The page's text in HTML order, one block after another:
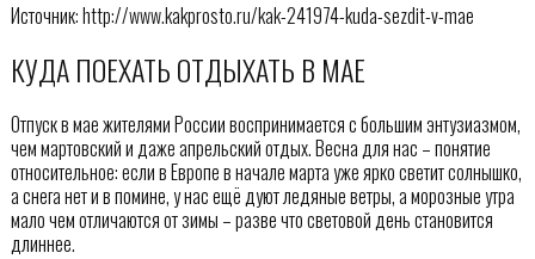
Источник: http://www.kakprosto.ru/kak-241974-kuda-sezdit-v-mae
КУДА ПОЕХАТЬ ОТДЫХАТЬ В МАЕ
Отпуск в мае жителями России воспринимается с большим энтузиазмом,
чем мартовский и даже апрельский отдых. Весна для нас – понятие
относительное: если в Европе в начале марта уже ярко светит солнышко,
а снега нет и в помине, у нас ещё дуют ледяные ветры, а морозные утра
мало чем отличаются от зимы – разве что световой день становится
длиннее.